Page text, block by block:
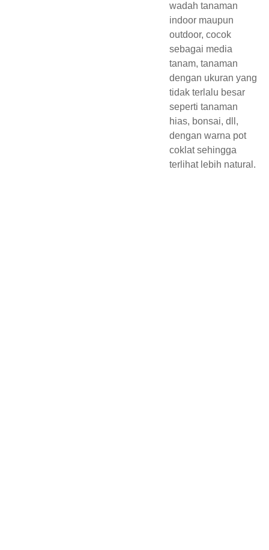
wadah tanaman
indoor maupun
outdoor, cocok
sebagai media
tanam, tanaman
dengan ukuran yang
tidak terlalu besar
seperti tanaman
hias, bonsai, dll,
dengan warna pot
coklat sehingga
terlihat lebih natural.